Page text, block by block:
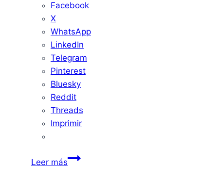
Facebook
X
WhatsApp
LinkedIn
Telegram
Pinterest
Bluesky
Reddit
Threads
Imprimir
Leer másRehabilitación